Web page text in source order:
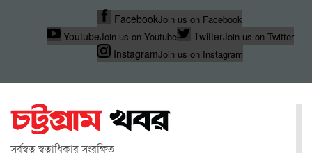
FacebookJoin us on Facebook
YoutubeJoin us on Youtube TwitterJoin us on Twitter
InstagramJoin us on Instagram
সর্বস্বত্ব স্বত্বাধিকার সংরক্ষিত